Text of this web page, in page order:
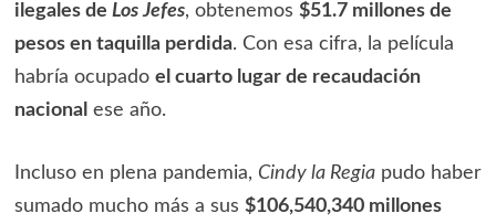
ilegales de Los Jefes, obtenemos $51.7 millones de
pesos en taquilla perdida. Con esa cifra, la película
habría ocupado el cuarto lugar de recaudación
nacional ese año.
Incluso en plena pandemia, Cindy la Regiapudo haber
sumado mucho más a sus $106,540,340 millones